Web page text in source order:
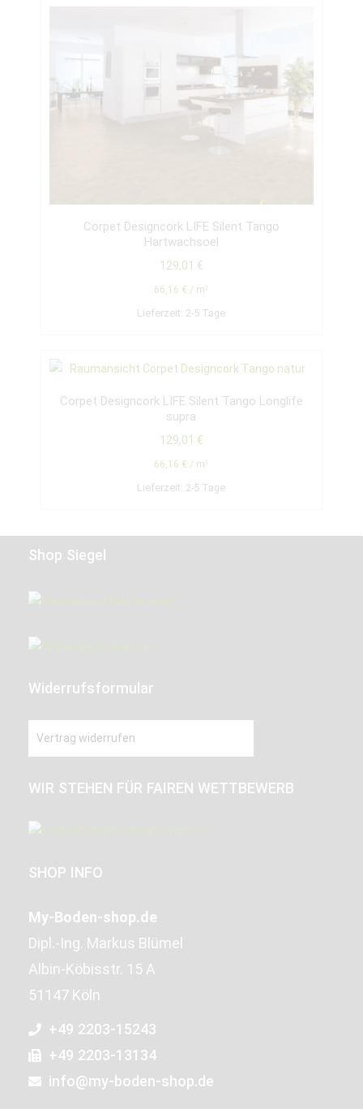
Corpet Designcork LIFE Silent Tango
Hartwachsoel
129,01 €
66,16 € / m²
Lieferzeit: 2-5 Tage
Corpet Designcork LIFE Silent Tango Longlife
supra
129,01 €
66,16 € / m²
Lieferzeit: 2-5 Tage
Shop Siegel
Widerrufsformular
Vertrag widerrufen
WIR STEHEN FÜR FAIREN WETTBEWERB
SHOP INFO
My-Boden-shop.de
Dipl.-Ing. Markus Blümel
Albin-Köbisstr. 15 A
51147 Köln
+49 2203-15243
+49 2203-13134
info@my-boden-shop.de